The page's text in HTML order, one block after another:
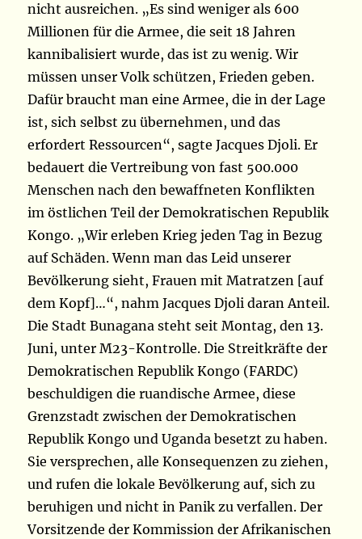
nicht ausreichen. „Es sind weniger als 600
Millionen für die Armee, die seit 18 Jahren
kannibalisiert wurde, das ist zu wenig. Wir
müssen unser Volk schützen, Frieden geben.
Dafür braucht man eine Armee, die in der Lage
ist, sich selbst zu übernehmen, und das
erfordert Ressourcen“, sagte Jacques Djoli. Er
bedauert die Vertreibung von fast 500.000
Menschen nach den bewaffneten Konflikten
im östlichen Teil der Demokratischen Republik
Kongo. „Wir erleben Krieg jeden Tag in Bezug
auf Schäden. Wenn man das Leid unserer
Bevölkerung sieht, Frauen mit Matratzen [auf
dem Kopf]…“, nahm Jacques Djoli daran Anteil.
Die Stadt Bunagana steht seit Montag, den 13.
Juni, unter M23-Kontrolle. Die Streitkräfte der
Demokratischen Republik Kongo (FARDC)
beschuldigen die ruandische Armee, diese
Grenzstadt zwischen der Demokratischen
Republik Kongo und Uganda besetzt zu haben.
Sie versprechen, alle Konsequenzen zu ziehen,
und rufen die lokale Bevölkerung auf, sich zu
beruhigen und nicht in Panik zu verfallen. Der
Vorsitzende der Kommission der Afrikanischen